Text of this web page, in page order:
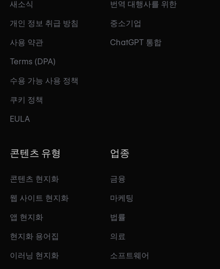
새소식
개인 정보 취급 방침
사용 약관
Terms (DPA)
수용 가능 사용 정책
쿠키 정책
EULA
번역 대행사를 위한
중소기업
ChatGPT 통합
콘텐츠 유형
콘텐츠 현지화
웹 사이트 현지화
앱 현지화
현지화 용어집
이러닝 현지화
업종
금융
마케팅
법률
의료
소프트웨어